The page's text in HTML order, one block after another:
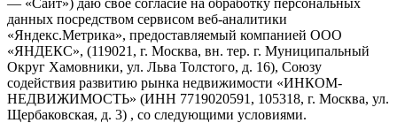
данных посредством сервисом веб-аналитики
«Яндекс.Метрика», предоставляемый компанией ООО
«ЯНДЕКС», (119021, г. Москва, вн. тер. г. Муниципальный
Округ Хамовники, ул. Льва Толстого, д. 16), Союзу
содействия развитию рынка недвижимости «ИНКОМ-
НЕДВИЖИМОСТЬ» (ИНН 7719020591, 105318, г. Москва, ул.
Щербаковская, д. 3) , со следующими условиями.